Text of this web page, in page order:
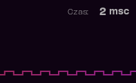
2 msc
Czas: